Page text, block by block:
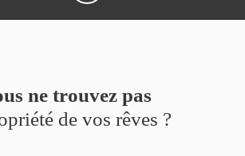
ne trouvez pas
de vos rêves ?